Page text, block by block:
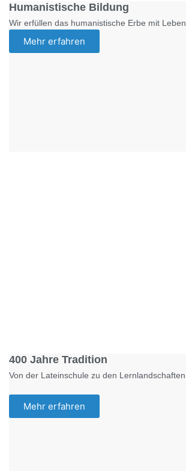
Humanistische Bildung
Wir erfüllen das humanistische Erbe mit Leben.
Mehr erfahren
400 Jahre Tradition
Von der Lateinschule zu den Lernlandschaften
Mehr erfahren